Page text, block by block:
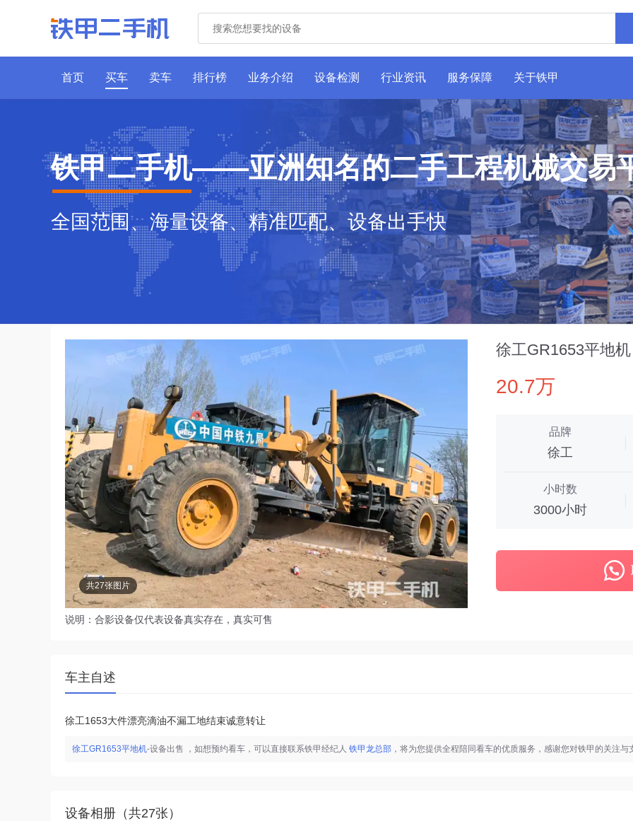
首页 买车 卖车 排行榜 业务介绍 设备检测 行业资讯 服务保障 关于铁甲
铁甲二手机——亚洲知名的二手工程机械交易
全国范围、海量设备、精准匹配、设备出手快
共27张图片
说明：合影设备仅代表设备真实存在，真实可售
徐工GR1653平地机
20.7万
品牌
徐工
小时数
3000小时
车主自述
徐工1653大件漂亮滴油不漏工地结束诚意转让
徐工GR1653平地机-设备出售 ，如想预约看车，可以直接联系铁甲经纪人 铁甲龙总部 ，将为您提供全程陪同看车的优质服务，感谢您对铁甲的关注与
设备相册（共27张）